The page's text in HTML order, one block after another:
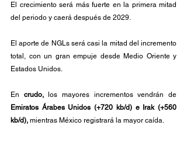
El crecimiento será más fuerte en la primera mitad
del periodo y caerá después de 2029.
El aporte de NGLs será casi la mitad del incremento
total, con un gran empuje desde Medio Oriente y
Estados Unidos.
En crudo,
Emiratos Árabes Unidos (+720 kb/d) e Irak (+560
kb/d), mientras México registrará la mayor caída.